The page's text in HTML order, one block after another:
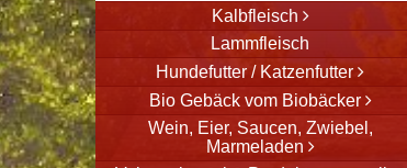
Kalbfleisch
Lammfleisch
Hundefutter / Katzenfutter
Bio Gebäck vom Biobäcker
Wein, Eier, Saucen, Zwiebel,
Marmeladen